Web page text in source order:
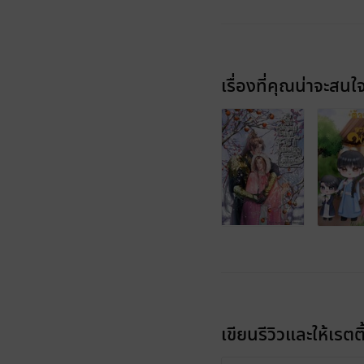
เรื่องที่คุณน่าจะสนใ
เขียนรีวิวและให้เรต